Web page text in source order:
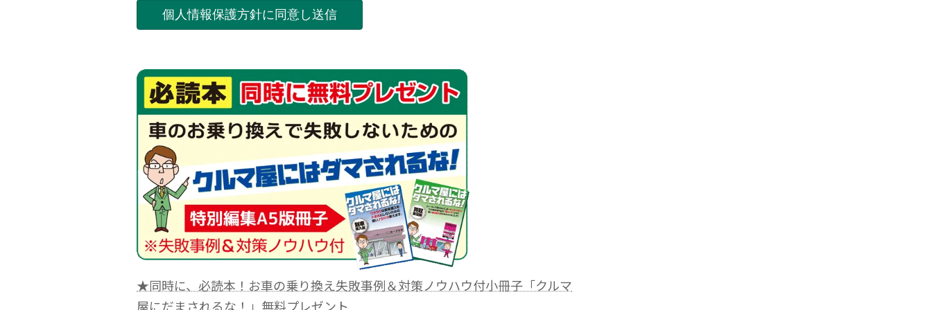
★同時に、必読本！お車の乗り換え失敗事例＆対策ノウハウ付小冊子「クルマ
屋にだまされるな！」無料プレゼント